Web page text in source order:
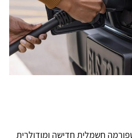
חשמלית חדישה ומודולרית